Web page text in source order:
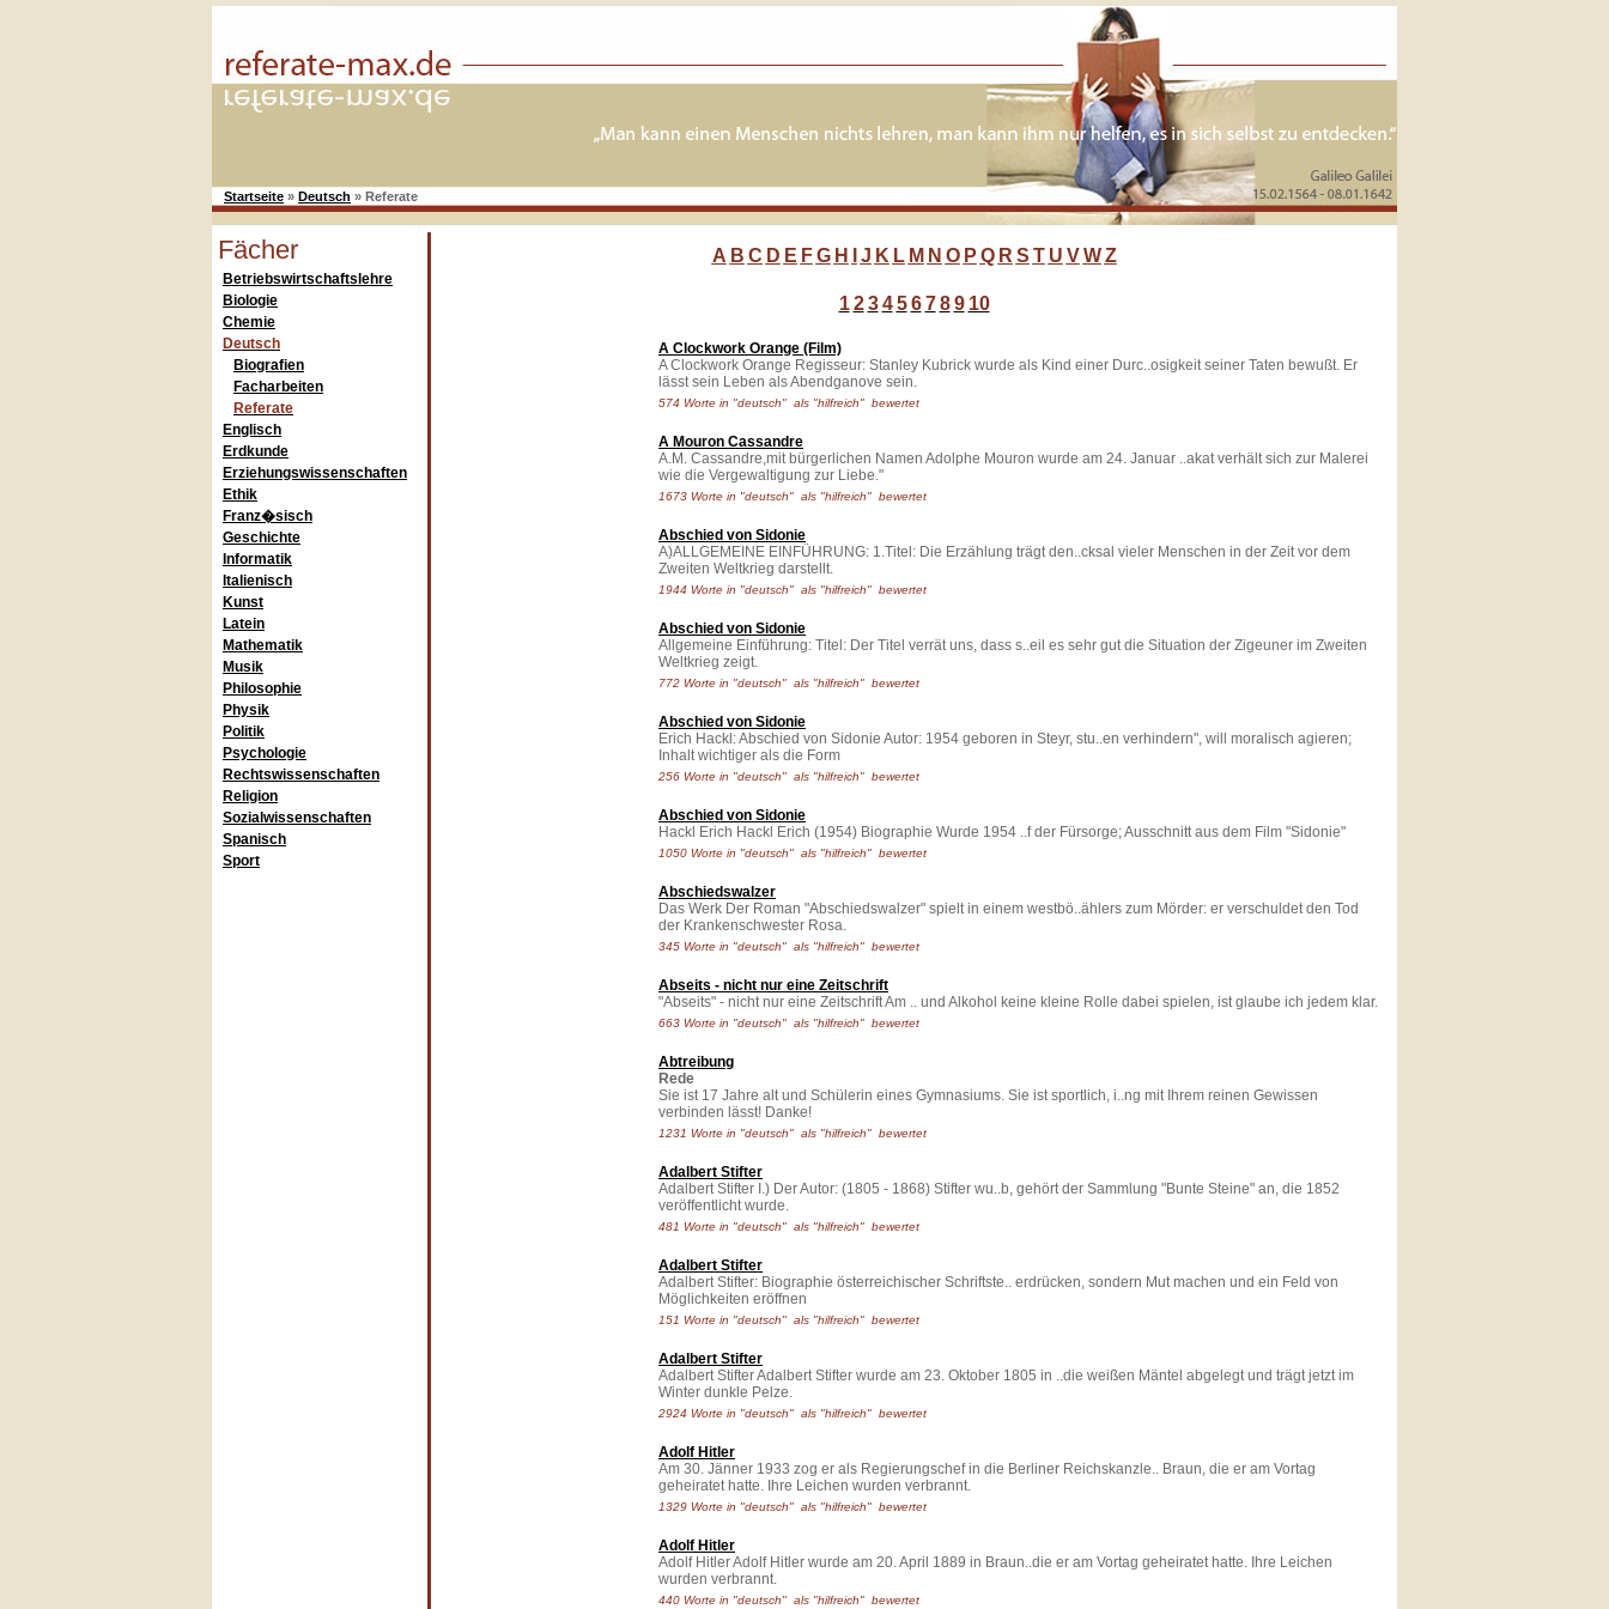
Startseite » Deutsch » Referate
Fächer
Betriebswirtschaftslehre
Biologie
Chemie
Deutsch
Biografien
Facharbeiten
Referate
Englisch
Erdkunde
Erziehungswissenschaften
Ethik
Franz�sisch
Geschichte
Informatik
Italienisch
Kunst
Latein
Mathematik
Musik
Philosophie
Physik
Politik
Psychologie
Rechtswissenschaften
Religion
Sozialwissenschaften
Spanisch
Sport
A B C D E F G H J K L M N O P Q R S T U V W Z
1 2 3 4 5 6 7 8 9 10
A Clockwork Orange (Film)
A Clockwork Orange Regisseur: Stanley Kubrick wurde als Kind einer Durc..osigkeit seiner Taten bewußt. Er
lässt sein Leben als Abendganove sein.
574 Worte in "deutsch" als "hilfreich" bewertet
A Mouron Cassandre
A.M. Cassandre,mit bürgerlichen Namen Adolphe Mouron wurde am 24. Januar ..akat verhält sich zur Malerei
wie die Vergewaltigung zur Liebe."
1673 Worte in "deutsch" als "hilfreich" bewertet
Abschied von Sidonie
A)ALLGEMEINE EINFÜHRUNG: 1.Titel: Die Erzählung trägt den..cksal vieler Menschen in der Zeit vor dem
Zweiten Weltkrieg darstellt.
1944 Worte in "deutsch" als "hilfreich" bewertet
Abschied von Sidonie
Allgemeine Einführung: Titel: Der Titel verrät uns, dass s..eil es sehr gut die Situation der Zigeuner im Zweiten
Weltkrieg zeigt.
772 Worte in "deutsch" als "hilfreich" bewertet
Abschied von Sidonie
Erich Hackl: Abschied von Sidonie Autor: 1954 geboren in Steyr, stu..en verhindern", will moralisch agieren;
Inhalt wichtiger als die Form
256 Worte in "deutsch" als "hilfreich" bewertet
Abschied von Sidonie
Hackl Erich Hackl Erich (1954) Biographie Wurde 1954 ..f der Fürsorge; Ausschnitt aus dem Film "Sidonie"
1050 Worte in "deutsch" als "hilfreich" bewertet
Abschiedswalzer
Das Werk Der Roman "Abschiedswalzer" spielt in einem westbö..ählers zum Mörder: er verschuldet den Tod
der Krankenschwester Rosa.
345 Worte in "deutsch" als "hilfreich" bewertet
Abseits - nicht nur eine Zeitschrift
"Abseits" - nicht nur eine Zeitschrift Am .. und Alkohol keine kleine Rolle dabei spielen, ist glaube ich jedem klar.
663 Worte in "deutsch" als "hilfreich" bewertet
Abtreibung
Rede
Sie ist 17 Jahre alt und Schülerin eines Gymnasiums. Sie ist sportlich, i..ng mit Ihrem reinen Gewissen
verbinden lässt! Danke!
1231 Worte in "deutsch" als "hilfreich" bewertet
Adalbert Stifter
Adalbert Stifter I.) Der Autor: (1805 - 1868) Stifter wu..b, gehört der Sammlung "Bunte Steine" an, die 1852
veröffentlicht wurde.
481 Worte in "deutsch" als "hilfreich" bewertet
Adalbert Stifter
Adalbert Stifter: Biographie österreichischer Schriftste.. erdrücken, sondern Mut machen und ein Feld von
Möglichkeiten eröffnen
151 Worte in "deutsch" als "hilfreich" bewertet
Adalbert Stifter
Adalbert Stifter Adalbert Stifter wurde am 23. Oktober 1805 in ..die weißen Mäntel abgelegt und trägt jetzt im
Winter dunkle Pelze.
2924 Worte in "deutsch" als "hilfreich" bewertet
Adolf Hitler
Am 30. Jänner 1933 zog er als Regierungschef in die Berliner Reichskanzle.. Braun, die er am Vortag
geheiratet hatte. Ihre Leichen wurden verbrannt.
1329 Worte in "deutsch" als "hilfreich" bewertet
Adolf Hitler
Adolf Hitler Adolf Hitler wurde am 20. April 1889 in Braun..die er am Vortag geheiratet hatte. Ihre Leichen
wurden verbrannt.
440 Worte in "deutsch" als "hilfreich" bewertet